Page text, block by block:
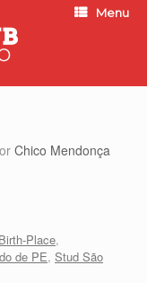
Menu
Chico Mendonça
Birth-Place,
de PE, Stud São